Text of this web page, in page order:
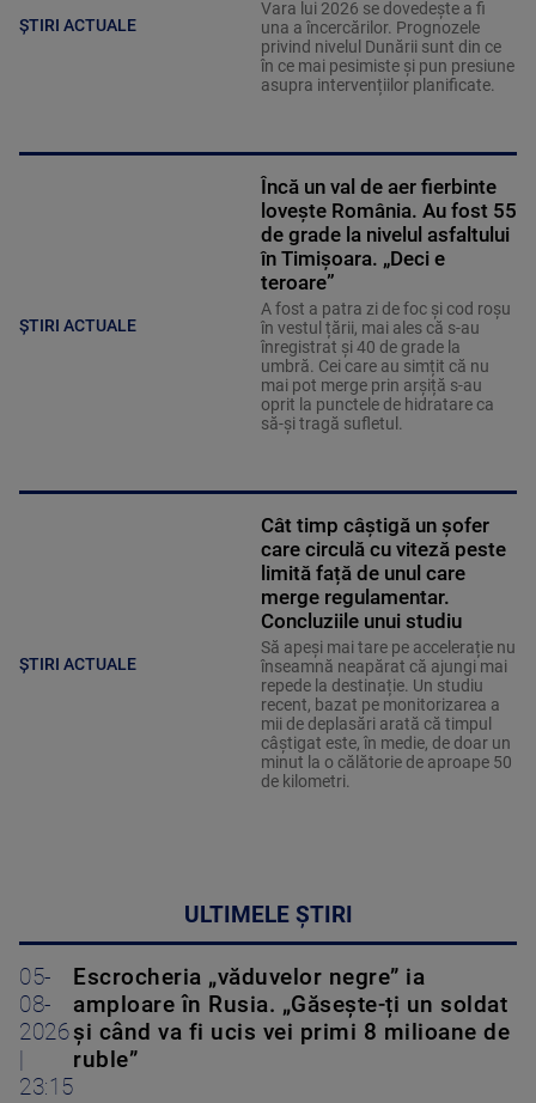
ȘTIRI ACTUALE
Vara lui 2026 se dovedește a fi
una a încercărilor. Prognozele
privind nivelul Dunării sunt din ce
în ce mai pesimiste și pun presiune
asupra intervențiilor planificate.
ȘTIRI ACTUALE
Încă un val de aer fierbinte
lovește România. Au fost 55
de grade la nivelul asfaltului
în Timișoara. „Deci e
teroare”
A fost a patra zi de foc și cod roșu
în vestul țării, mai ales că s-au
înregistrat și 40 de grade la
umbră. Cei care au simțit că nu
mai pot merge prin arșiță s-au
oprit la punctele de hidratare ca
să-și tragă sufletul.
ȘTIRI ACTUALE
Cât timp câștigă un șofer
care circulă cu viteză peste
limită față de unul care
merge regulamentar.
Concluziile unui studiu
Să apeși mai tare pe accelerație nu
înseamnă neapărat că ajungi mai
repede la destinație. Un studiu
recent, bazat pe monitorizarea a
mii de deplasări arată că timpul
câștigat este, în medie, de doar un
minut la o călătorie de aproape 50
de kilometri.
ULTIMELE ȘTIRI
05-
08-
2026
23:15
Escrocheria „văduvelor negre” ia
amploare în Rusia. „Găsește-ți un soldat
și când va fi ucis vei primi 8 milioane de
ruble”